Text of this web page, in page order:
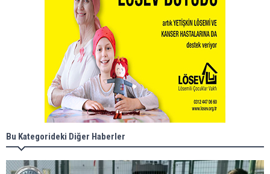
Bu Kategorideki Diğer Haberler